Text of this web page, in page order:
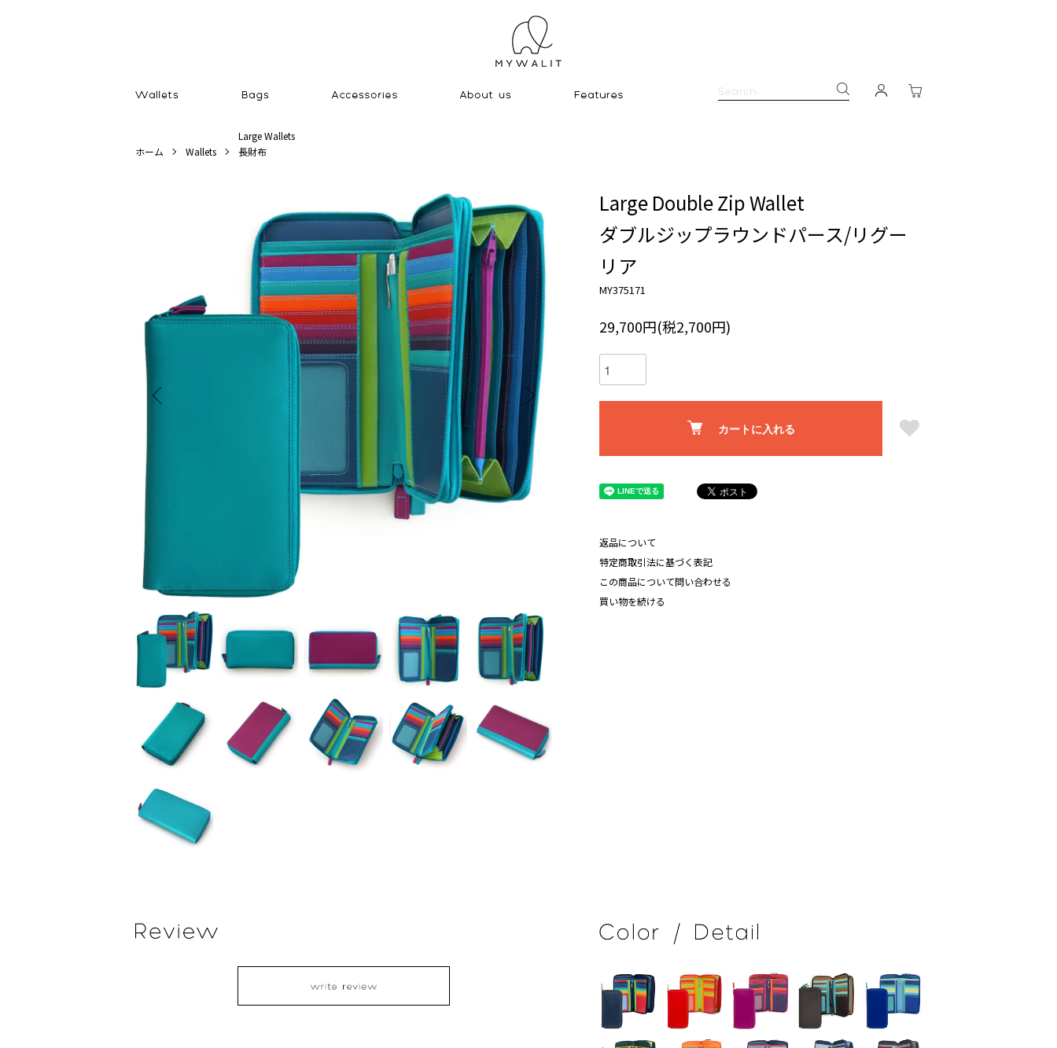
ホーム Wallets
Large Wallets
長財布
Large Double Zip Wallet
ダブルジップラウンドパース/リグー
リア
MY375171
29,700円(税2,700円)
カートに入れる
返品について
特定商取引法に基づく表記
この商品について問い合わせる
買い物を続ける